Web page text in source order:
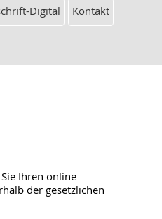
Digital Kontakt
Ihren online
der gesetzlichen